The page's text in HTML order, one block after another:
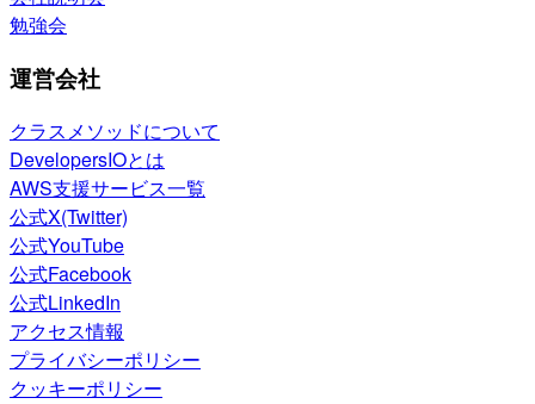
勉強会
運営会社
クラスメソッドについて
DevelopersIOとは
AWS支援サービス一覧
公式X(Twitter)
公式YouTube
公式Facebook
公式LinkedIn
アクセス情報
プライバシーポリシー
クッキーポリシー